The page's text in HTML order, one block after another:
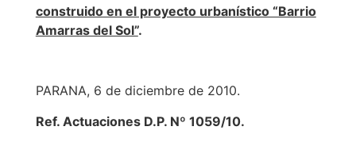
construido en el proyecto urbanístico “Barrio
Amarras del Sol”.
PARANA, 6 de diciembre de 2010.
Ref. Actuaciones D.P. Nº 1059/10.